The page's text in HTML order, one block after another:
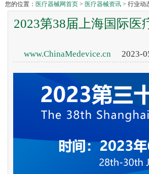
您的位置： 医疗器械网首页 > 医疗器械资讯 > 行业动
2023第38届上海国际医
www.ChinaMedevice.cn2023-